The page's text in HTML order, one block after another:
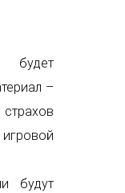
будет
–
будут